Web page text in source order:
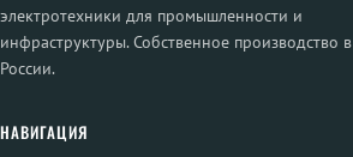
электротехники для промышленности и
инфраструктуры. Собственное производство в
России.
НАВИГАЦИЯ